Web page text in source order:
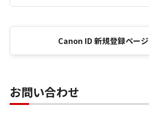
Canon ID 新規登録ページ
お問い合わせ